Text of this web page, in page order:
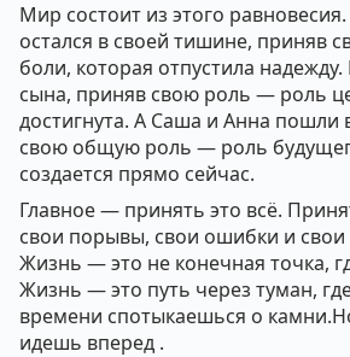
Мир состоит из этого
остался в своей тишине, приняв
боли, которая отпустила
сына, приняв свою роль — роль
достигнута. А Саша и Анна пошли
свою общую роль — роль
создается прямо сейчас.
Главное — принять это всё.
свои порывы, свои ошибки и свои
Жизнь — это не конечная точка,
Жизнь — это путь через туман,
времени спотыкаешься о
идешь вперед .